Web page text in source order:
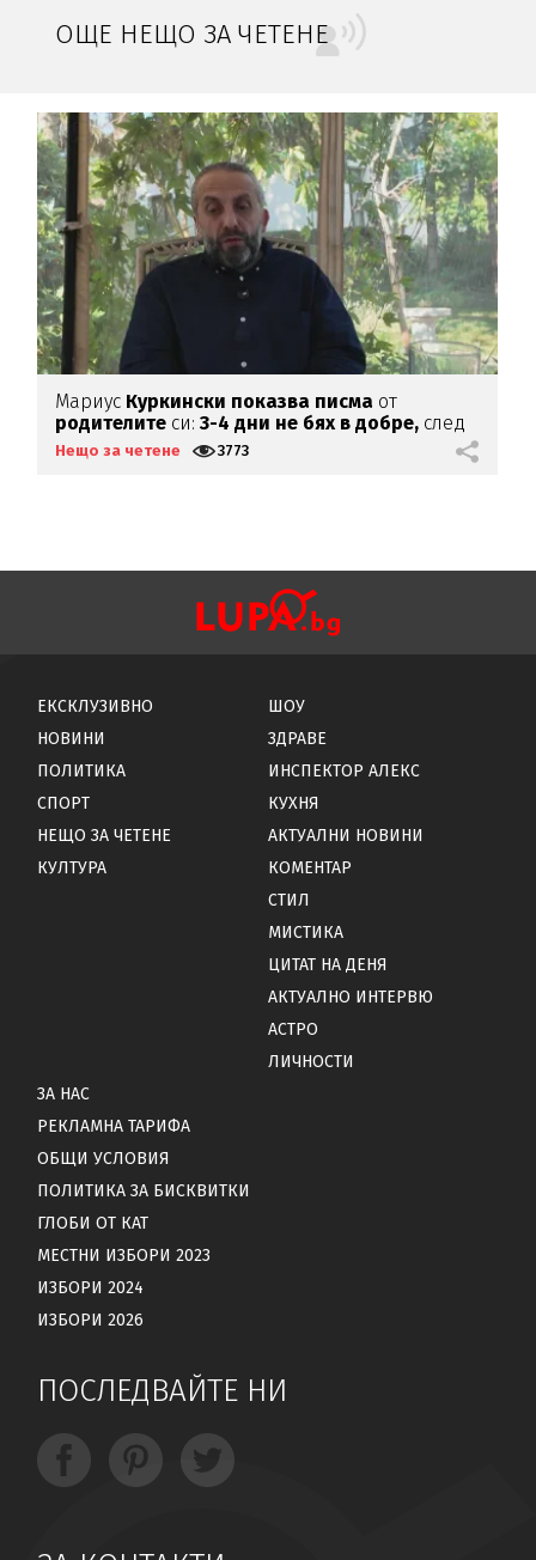
ОЩЕ НЕЩО ЗА ЧЕТЕНЕ
Мариус Куркински показва писма от
родителите си:3-4 дни не бях в добре, след
като ги прочетох
Нещо за четене 3773
ЕКСКЛУЗИВНО
НОВИНИ
ПОЛИТИКА
СПОРТ
НЕЩО ЗА ЧЕТЕНЕ
КУЛТУРА
ШОУ
ЗДРАВЕ
ИНСПЕКТОР АЛЕКС
КУХНЯ
АКТУАЛНИ НОВИНИ
КОМЕНТАР
СТИЛ
МИСТИКА
ЦИТАТ НА ДЕНЯ
АКТУАЛНО ИНТЕРВЮ
АСТРО
ЛИЧНОСТИ
ЗА НАС
РЕКЛАМНА ТАРИФА
ОБЩИ УСЛОВИЯ
ПОЛИТИКА ЗА БИСКВИТКИ
ГЛОБИ ОТ КАТ
МЕСТНИ ИЗБОРИ 2023
ИЗБОРИ 2024
ИЗБОРИ 2026
ПОСЛЕДВАЙТЕ НИ